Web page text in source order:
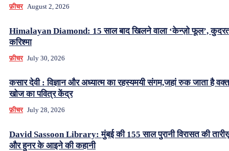
फ़ीचर August 2, 2026
Himalayan Diamond: 15 साल बाद खिलने वाला ‘केन्ज़ो फूल’,
करिश्मा
फ़ीचर July 30, 2026
कसार देवी : विज्ञान और अध्यात्म का रहस्यमयी संगम,जहां रुक जाता है
खोज का पवित्र केंद्र
फ़ीचर July 28, 2026
David Sassoon Library: मुंबई की 155 साल पुरानी विरासत की
और हुनर के आइने की कहानी